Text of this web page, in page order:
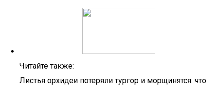
Читайте также:
Листья орхидеи потеряли тургор и морщинятся: что